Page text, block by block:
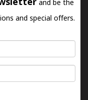
and be the
and special offers.